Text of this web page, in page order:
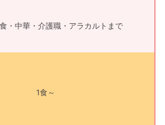
・中華・介護職・アラカルトまで
1食～